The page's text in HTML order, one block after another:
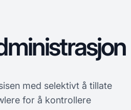
med selektivt å tillate
for å kontrollere